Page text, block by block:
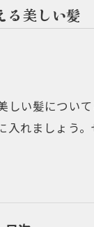
る美しい髪
い髪につい
れましょう